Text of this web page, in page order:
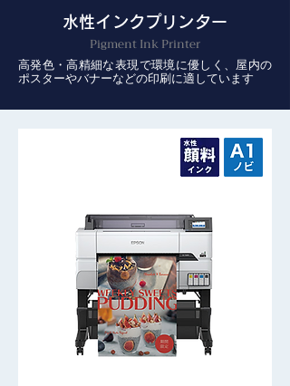
水性インクプリンター
Pigment Ink Printer
高発色・高精細な表現で環境に優しく、屋内の
ポスターやバナーなどの印刷に適しています